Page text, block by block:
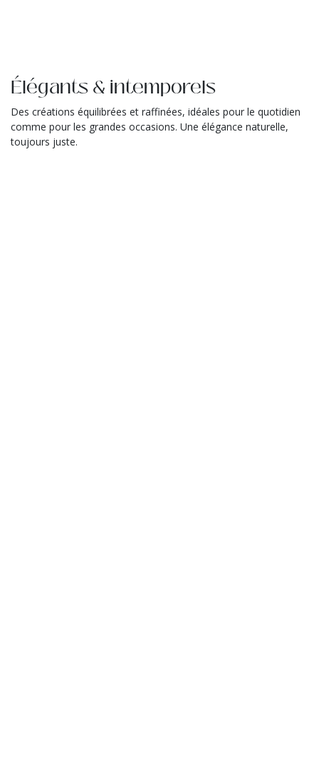
Élégants & intemporels
Des créations équilibrées et raffinées, idéales pour le quotidien
comme pour les grandes occasions. Une élégance naturelle,
toujours juste.